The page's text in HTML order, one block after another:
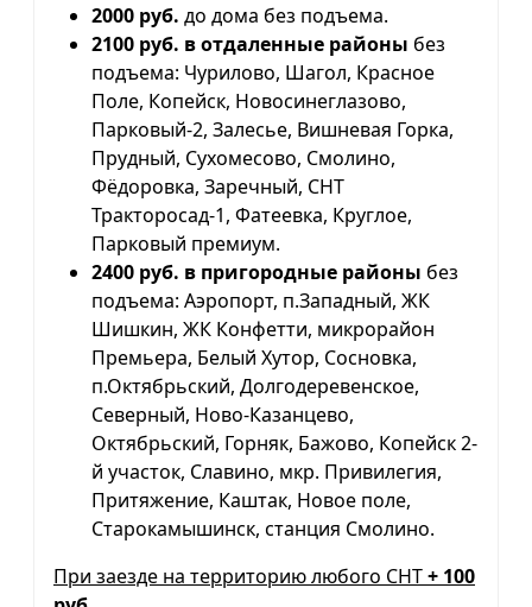
2000 руб. до дома без подъема.
2100 руб. в отдаленные районы без
подъема: Чурилово, Шагол, Красное
Поле, Копейск, Новосинеглазово,
Парковый-2, Залесье, Вишневая Горка,
Прудный, Сухомесово, Смолино,
Фёдоровка, Заречный, СНТ
Тракторосад-1, Фатеевка, Круглое,
Парковый премиум.
2400 руб. в пригородные районы без
подъема: Аэропорт, п.Западный, ЖК
Шишкин, ЖК Конфетти, микрорайон
Премьера, Белый Хутор, Сосновка,
п.Октябрьский, Долгодеревенское,
Северный, Ново-Казанцево,
Октябрьский, Горняк, Бажово, Копейск 2-
й участок, Славино, мкр. Привилегия,
Притяжение, Каштак, Новое поле,
Старокамышинск, станция Смолино.
При заезде на территорию любого СНТ+ 100